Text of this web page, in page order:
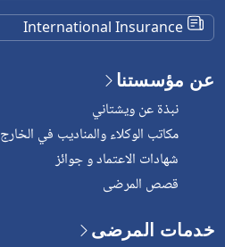
عن مؤسستنا
نبذة عن ويشتاني
مكاتب الوكلاء والمناديب في الخارج
شهادات الاعتماد و جوائز
قصص المرضى
خدمات المرضى